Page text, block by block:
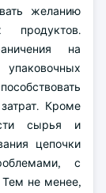
желанию
продуктов.
на
Кроме
сырья и
цепочки
с
Тем не менее,